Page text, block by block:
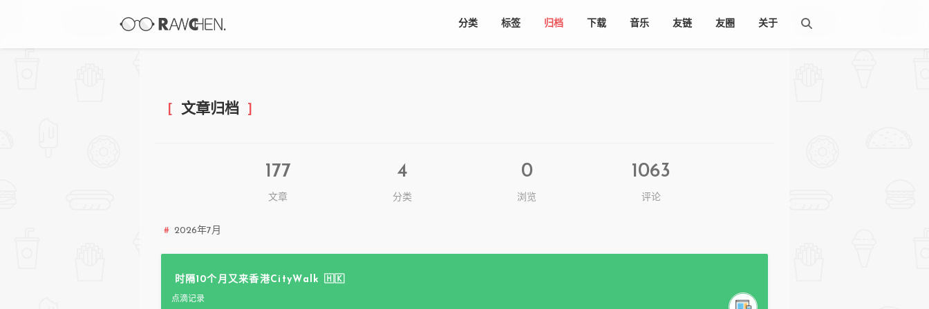
分类 标签 归档 下载 音乐 友链 友圈 关于
文章归档
177
文章
4
分类
0
浏览
1063
评论
2026年7月
时隔10个月又来香港CityWalk 🇭🇰
点滴记录